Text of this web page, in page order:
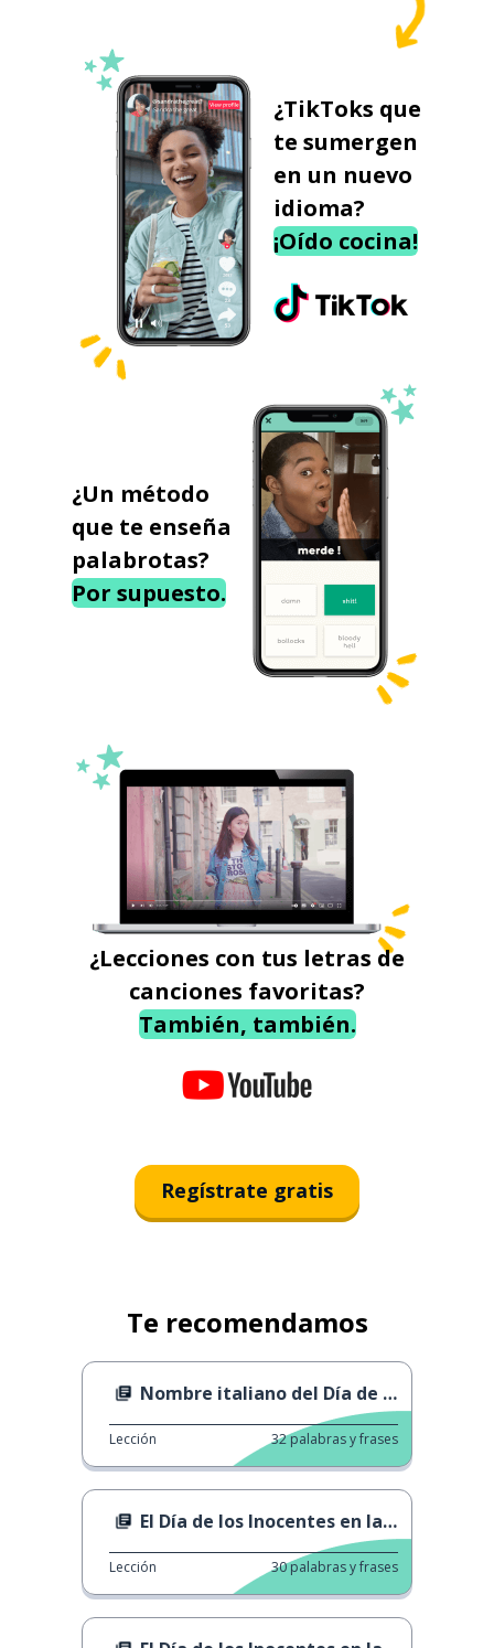
¿TikToks que
te sumergen
en un nuevo
idioma?
¡Oído cocina!
¿Un método
que te enseña
palabrotas?
Por supuesto.
¿Lecciones con tus letras de
canciones favoritas?
También, también.
Regístrate gratis
Te recomendamos
Nombre italiano del Día de los Inocentes
Lección 32palabras y frases
El Día de los Inocentes en la antigua Roma
Lección 30palabras y frases